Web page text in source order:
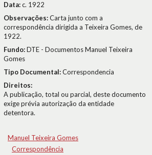
Data:c. 1922
Observações:Carta junto com a
correspondência dirigida a Teixeira Gomes, de
1922.
Fundo:DTE - Documentos Manuel Teixeira
Gomes
Tipo Documental:Correspondencia
Direitos:
A publicação, total ou parcial, deste documento
exige prévia autorização da entidade
detentora.
Manuel Teixeira Gomes
Correspondência